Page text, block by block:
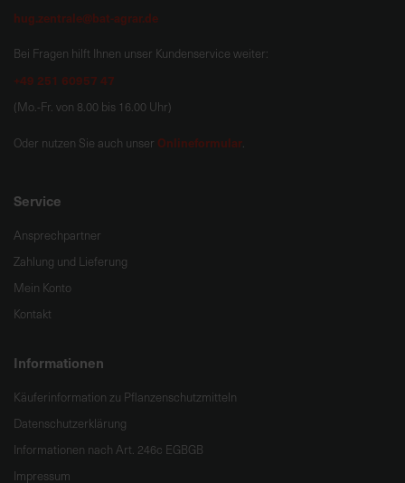
hug.zentrale@bat-agrar.de
Bei Fragen hilft Ihnen unser Kundenservice weiter:
+49 251 60957 47
(Mo.-Fr. von 8.00 bis 16.00 Uhr)
Oder nutzen Sie auch unser Onlineformular.
Service
Ansprechpartner
Zahlung und Lieferung
Mein Konto
Kontakt
Informationen
Käuferinformation zu Pflanzenschutzmitteln
Datenschutzerklärung
Informationen nach Art. 246c EGBGB
Impressum